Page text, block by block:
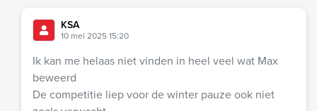
KSA
10 mei 2025 15:20
Ik kan me helaas niet vinden in heel veel wat Max
beweerd
De competitie liep voor de winter pauze ook niet